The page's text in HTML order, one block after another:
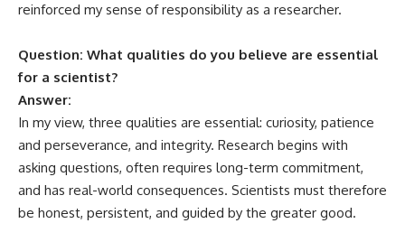
reinforced my sense of responsibility as a researcher.
Question: What qualities do you believe are essential
for a scientist?
Answer:
In my view, three qualities are essential: curiosity, patience
and perseverance, and integrity. Research begins with
asking questions, often requires long-term commitment,
and has real-world consequences. Scientists must therefore
be honest, persistent, and guided by the greater good.